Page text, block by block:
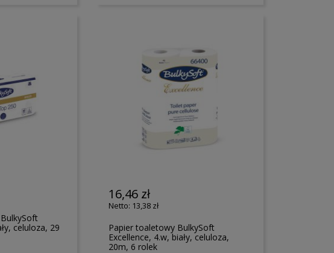
celuloza, 29
16,46 zł
13,38 zł
Papier toaletowy BulkySoft
Excellence, 4.w, biały, celuloza,
20m, 6 rolek